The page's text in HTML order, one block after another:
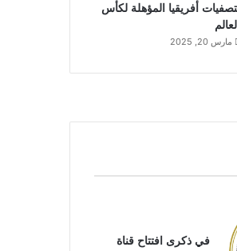
أفريقيا المؤهلة لكأس
مارس 20, 2025
في ذكرى افتتاح قناة